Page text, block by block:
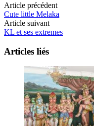
Article précédent
Cute little Melaka
Article suivant
KL et ses extremes
Articles liés